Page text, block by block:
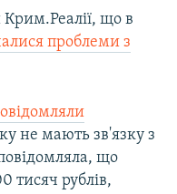
що в
проблеми з
не мають зв'язку з
що
тисяч рублів,